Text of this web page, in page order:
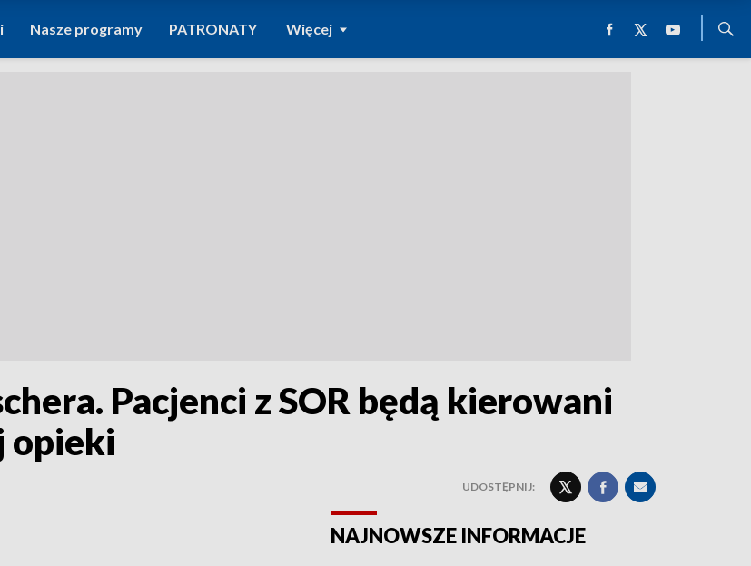
Nasze programy PATRONATY Więcej
Pacjenci z SOR będą kierowani
opieki
UDOSTĘPNIJ:
NAJNOWSZE INFORMACJE